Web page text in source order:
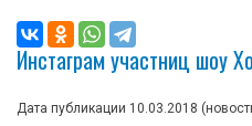
Инстаграм участниц шоу
Дата публикации 10.03.2018